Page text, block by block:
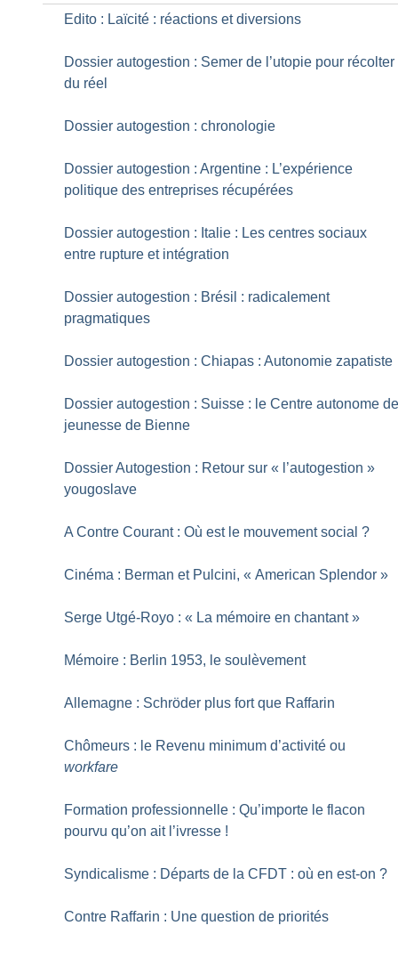
Edito : Laïcité : réactions et diversions
Dossier autogestion : Semer de l’utopie pour récolter
du réel
Dossier autogestion : chronologie
Dossier autogestion : Argentine : L’expérience
politique des entreprises récupérées
Dossier autogestion : Italie : Les centres sociaux
entre rupture et intégration
Dossier autogestion : Brésil : radicalement
pragmatiques
Dossier autogestion : Chiapas : Autonomie zapatiste
Dossier autogestion : Suisse : le Centre autonome
jeunesse de Bienne
Dossier Autogestion : Retour sur « l’autogestion »
yougoslave
A Contre Courant : Où est le mouvement social ?
Cinéma : Berman et Pulcini, « American Splendor »
Serge Utgé-Royo : « La mémoire en chantant »
Mémoire : Berlin 1953, le soulèvement
Allemagne : Schröder plus fort que Raffarin
Chômeurs : le Revenu minimum d’activité ou
workfare
Formation professionnelle : Qu’importe le flacon
pourvu qu’on ait l’ivresse !
Syndicalisme : Départs de la CFDT : où en est-on ?
Contre Raffarin : Une question de priorités